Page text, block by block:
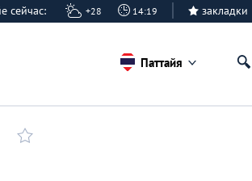
сейчас: +28 14:19 закладки
Паттайя